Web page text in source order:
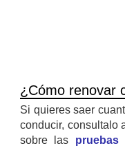
¿Cómo renovar
Si quieres saer
conducir, consultalo
sobre las pruebas